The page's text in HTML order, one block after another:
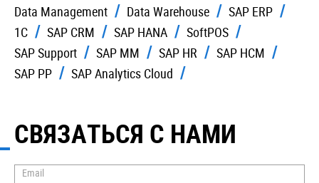
Data Management
Data Warehouse
SAP ERP
1C
SAP CRM SAP HANA
SoftPOS
SAP Support
SAP MM SAP HR
SAP HCM
SAP PP
SAP Analytics Cloud
СВЯЗАТЬСЯ С НАМИ
Email